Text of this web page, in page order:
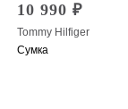
10 990 ₽
Tommy Hilfiger
Сумка